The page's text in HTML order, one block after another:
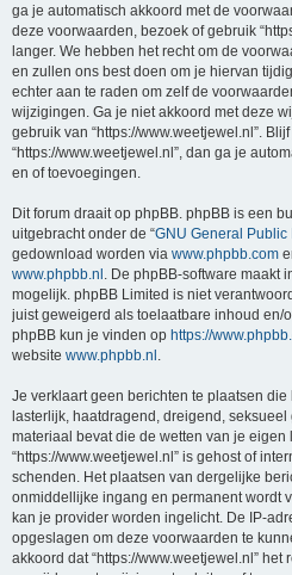
ga je automatisch akkoord met de
deze voorwaarden, bezoek of gebruik
langer. We hebben het recht om de
en zullen ons best doen om je hiervan
echter aan te raden om zelf de
wijzigingen. Ga je niet akkoord met deze
gebruik van “https://www.weetjewel.nl”.
“https://www.weetjewel.nl”, dan ga je
en of toevoegingen.
Dit forum draait op phpBB. phpBB is een
uitgebracht onder de “GNU General Public
gedownload worden via www.phpbb.com
www.phpbb.nl . De phpBB-software maakt
mogelijk. phpBB Limited is niet
juist geweigerd als toelaatbare inhoud en/
phpBB kun je vinden op https://
website www.phpbb.nl .
Je verklaart geen berichten te plaatsen
lasterlijk, haatdragend, dreigend,
materiaal bevat die de wetten van je eigen
“https://www.weetjewel.nl” is gehost of
schenden. Het plaatsen van dergelijke
onmiddellijke ingang en permanent wordt
kan je provider worden ingelicht. De IP-
opgeslagen om deze voorwaarden te
akkoord dat “https://www.weetjewel.nl”